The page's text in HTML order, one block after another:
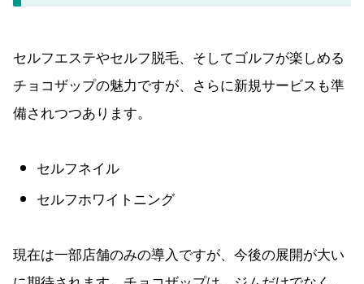
セルフエステやセルフ脱毛、そしてゴルフが楽しめる
チョコザップの魅力ですが、さらに新規サービスも準
備されつつあります。
セルフネイル
セルフホワイトニング
現在は一部店舗のみの導入ですが、今後の展開が大い
に期待されます。チョコザップは、ジムだけでなく、